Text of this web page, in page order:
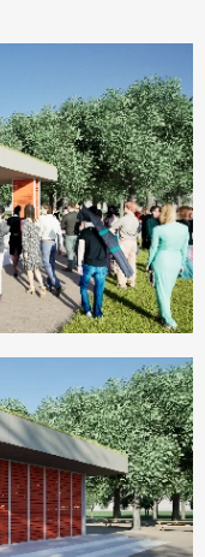
vzniká
ale moderní,
si poradí s
komunitní
jógy či
není využitý?
jako jeho
města.
v areálu
podobě, a
směr
Ocelový
posuvné a
červené barvy